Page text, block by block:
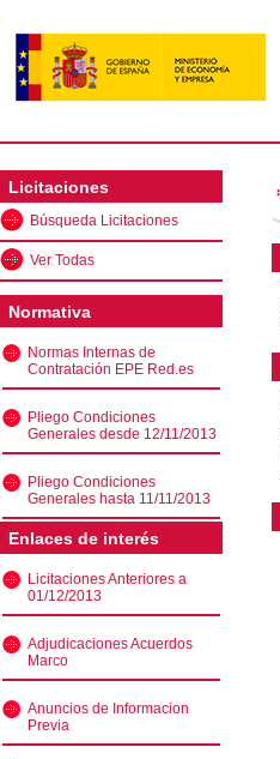
Licitaciones
Búsqueda Licitaciones
Ver Todas
Normativa
Normas Internas de
Contratación EPE Red.es
Pliego Condiciones
Generales desde 12/11/2013
Pliego Condiciones
Generales hasta 11/11/2013
Enlaces de interés
Licitaciones Anteriores a
01/12/2013
Adjudicaciones Acuerdos
Marco
Anuncios de Informacion
Previa